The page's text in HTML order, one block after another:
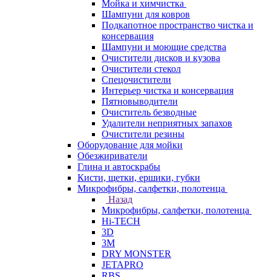
Мойка и химчистка
Шампуни для ковров
Подкапотное пространство чистка и
консервация
Шампуни и моющие средства
Очистители дисков и кузова
Очистители стекол
Спецочистители
Интерьер чистка и консервация
Пятновыводители
Очиститель безводные
Удалители неприятных запахов
Очистители резины
Оборудование для мойки
Обезжириватели
Глина и автоскрабы
Кисти, щетки, ершики, губки
Микрофибры, салфетки, полотенца
Назад
Микрофибры, салфетки, полотенца
Hi-TECH
3D
3М
DRY MONSTER
JETAPRO